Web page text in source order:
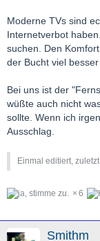
Moderne TVs sind
Internetverbot
suchen. Den
der Bucht viel
Bei uns ist der
wüßte auch nicht
sollte. Wenn ich
Ausschlag.
Einmal editiert,
6
Smithm